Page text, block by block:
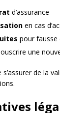
d’assurance
en cas
pour fausse
une
de la